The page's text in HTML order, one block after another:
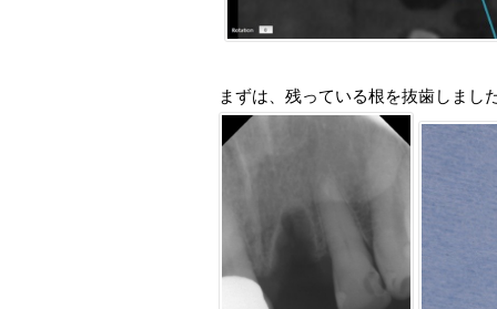
まずは、残っている根を抜歯しまし